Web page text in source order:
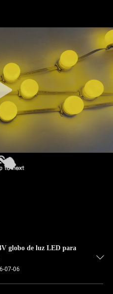
globo de luz LED para
07-06